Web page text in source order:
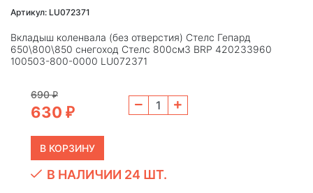
Артикул: LU072371
Вкладыш коленвала (без отверстия) Стелс Гепард
650\800\850 снегоход Стелс 800см3 BRP 420233960
100503-800-0000 LU072371
690₽
630 ₽
В НАЛИЧИИ 24 ШТ.